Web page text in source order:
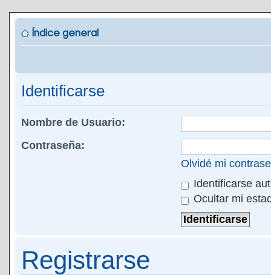
Índice general
Identificarse
Nombre de Usuario:
Contraseña:
Olvidé mi
Identificarse
Ocultar mi
Registrarse